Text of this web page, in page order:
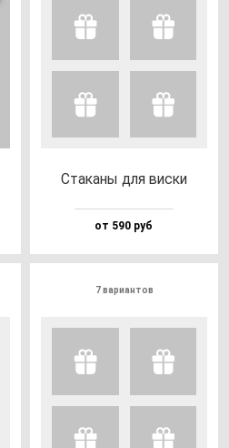
Ста­ка­ны для вис­ки
от 590 руб
7 вариантов